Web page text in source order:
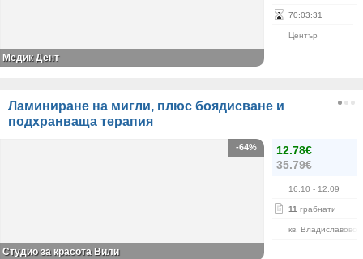
70:03:31
Център
Медик Дент
Ламиниране на мигли, плюс боядисване и
подхранваща терапия
12.78€
35.79€
16.10 - 12.09
11 грабнати
кв. Владиславово
-64%
Студио за красота Вили